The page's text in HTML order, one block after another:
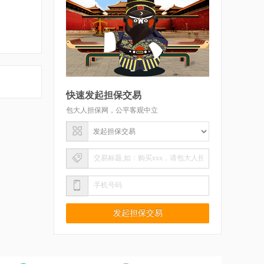
快速发起担保交易
包大人担保网，公平客观中立
发起担保交易